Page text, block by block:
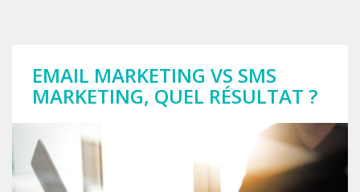
EMAIL MARKETING VS SMS
MARKETING, QUEL RÉSULTAT ?